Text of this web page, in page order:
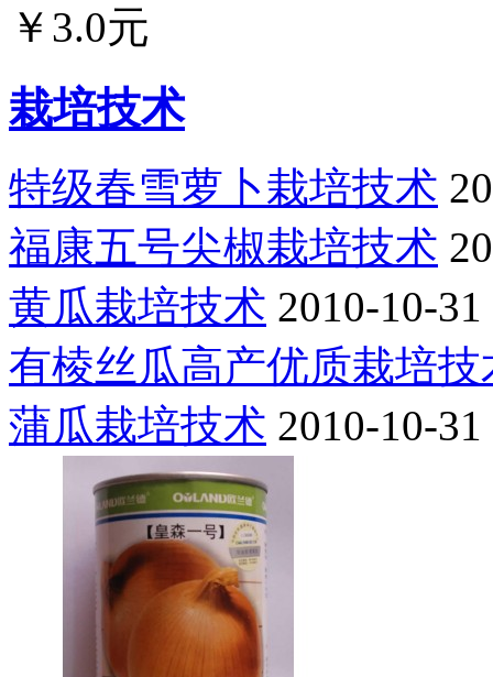
￥3.0元
栽培技术
特级春雪萝卜栽培技术
福康五号尖椒栽培技术
黄瓜栽培技术 2010-10-31
有棱丝瓜高产优质栽培技
蒲瓜栽培技术 2010-10-31